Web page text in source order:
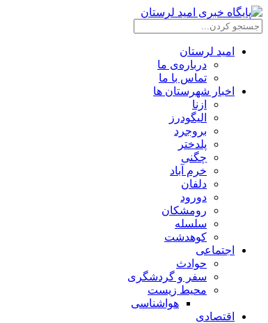
امید لرستان
درباره‌ی ما
تماس با ما
اخبار شهرستان ها
ازنا
الیگودرز
بروجرد
پلدختر
چگنی
خرم آباد
دلفان
دورود
رومشکان
سلسله
کوهدشت
اجتماعی
حوادث
سفر و گردشگری
محیط زیست
هواشناسی
اقتصادی